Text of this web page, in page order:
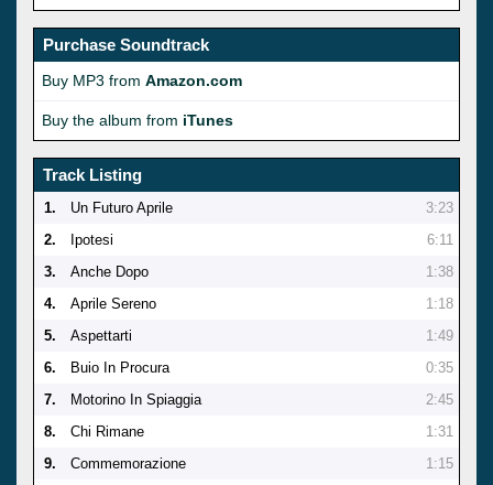
Purchase Soundtrack
Buy MP3 from Amazon.com
Buy the album from iTunes
Track Listing
1. Un Futuro Aprile
3:23
2.
Ipotesi
6:11
3.
Anche Dopo
1:38
4.
Aprile Sereno
1:18
5.
Aspettarti
1:49
6.
Buio In Procura
0:35
7.
Motorino In Spiaggia
2:45
8.
Chi Rimane
1:31
9.
Commemorazione
1:15